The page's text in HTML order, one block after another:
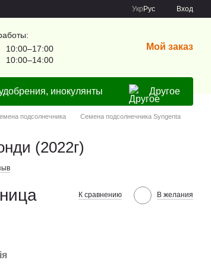
Укр Рус Вход
10:00–17:00
10:00–14:00
Мой заказ
инокулянты Другое
подсолнечника
Семена подсолнечника Syngenta
(2022г)
К сравнению В желания